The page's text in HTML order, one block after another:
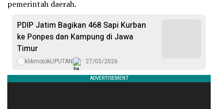
pemerintah daerah.
PDIP Jatim Bagikan 468 Sapi Kurban
ke Ponpes dan Kampung di Jawa
Timur
klikmojokLIPUTAN 27/05/2026